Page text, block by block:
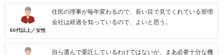
60代以上／女性
住民の理事が毎年変わるので、長い目で見てくれている管理
会社は経過を知っているので、よいと思う。
自ら選んで委託しているわけではないが、まあ必要十分な機